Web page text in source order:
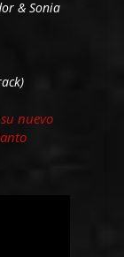
& Sonia
nuevo